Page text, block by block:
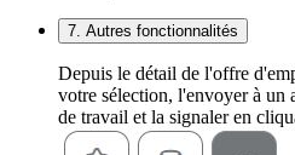
7. Autres fonctionnalités
Depuis le détail de l'offre
votre sélection, l'envoyer à un
de travail et la signaler en